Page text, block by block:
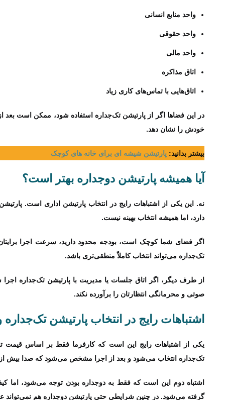
واحد منابع انسانی
واحد حقوقی
واحد مالی
اتاق مذاکره
اتاق‌هایی با تماس‌های کاری زیاد
در این فضاها اگر از پارتیشن تک‌جداره استفاده شود، ممکن است
خودش را نشان دهد.
بیشتر بدانید: پارتیشن شیشه ای برای خانه‌ های کوچک
آیا همیشه پارتیشن دوجداره بهتر است؟
نه. این یکی از اشتباهات رایج در انتخاب پارتیشن اداری است.
دارد، اما همیشه انتخاب بهینه نیست.
اگر فضای شما کوچک است، بودجه محدود دارید، سرعت اجرا
تک‌جداره می‌تواند انتخاب کاملاً منطقی‌تری باشد.
از طرف دیگر، اگر اتاق جلسات یا مدیریت با پارتیشن تک‌جداره
صوتی و محرمانگی انتظارتان را برآورده نکند.
اشتباهات رایج در انتخاب پارتیشن تک‌جداره
یکی از اشتباهات رایج این است که کارفرما فقط بر اساس قیمت
تک‌جداره انتخاب می‌شود و بعد از اجرا مشخص می‌شود که صدا بیش
اشتباه دوم این است که فقط به دوجداره بودن توجه می‌شود، اما
گرفته می‌شود. در چنین شرایطی حتی پارتیشن دوجداره هم نمی‌تواند